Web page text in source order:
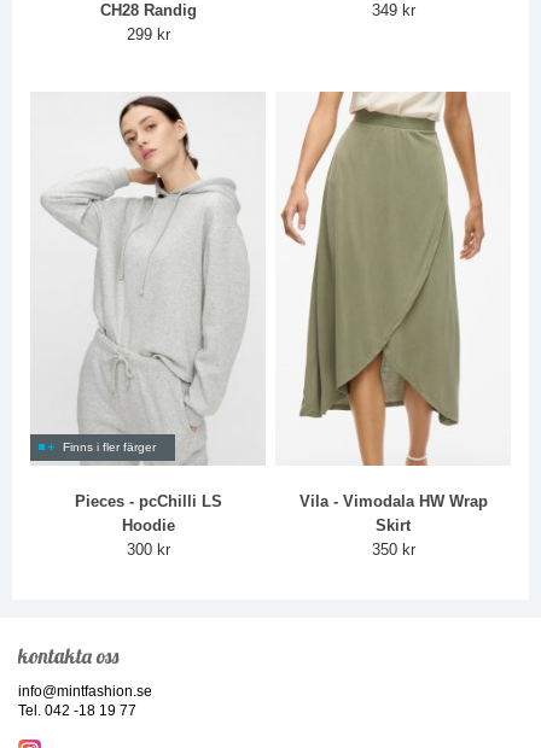
CH28 Randig
299 kr
349 kr
Finns i fler färger
Pieces - pcChilli LS
Hoodie
300 kr
Vila - Vimodala HW Wrap
Skirt
350 kr
kontakta oss
info@mintfashion.se
Tel. 042 -18 19 77